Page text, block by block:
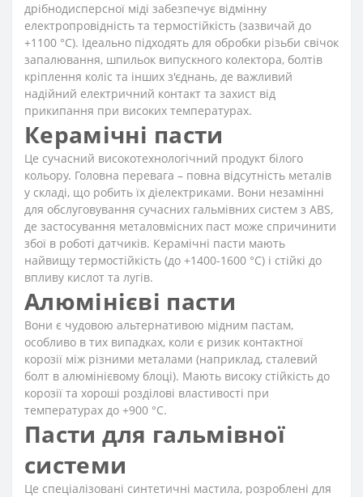
дрібнодисперсної міді забезпечує відмінну
електропровідність та термостійкість (зазвичай до
+1100 °C). Ідеально підходять для обробки різьби свічок
запалювання, шпильок випускного колектора, болтів
кріплення коліс та інших з'єднань, де важливий
надійний електричний контакт та захист від
прикипання при високих температурах.
Керамічні пасти
Це сучасний високотехнологічний продукт білого
кольору. Головна перевага – повна відсутність металів
у складі, що робить їх діелектриками. Вони незамінні
для обслуговування сучасних гальмівних систем з ABS,
де застосування металовмісних паст може спричинити
збої в роботі датчиків. Керамічні пасти мають
найвищу термостійкість (до +1400-1600 °C) і стійкі до
впливу кислот та лугів.
Алюмінієві пасти
Вони є чудовою альтернативою мідним пастам,
особливо в тих випадках, коли є ризик контактної
корозії між різними металами (наприклад, сталевий
болт в алюмінієвому блоці). Мають високу стійкість до
корозії та хороші розділові властивості при
температурах до +900 °C.
Пасти для гальмівної
системи
Це спеціалізовані синтетичні мастила, розроблені для